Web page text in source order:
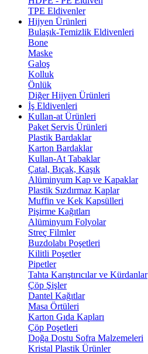
TPE Eldivenler
Hijyen Ürünleri
Bulaşık-Temizlik Eldivenleri
Bone
Maske
Galoş
Kolluk
Önlük
Diğer Hijyen Ürünleri
İş Eldivenleri
Kullan-at Ürünleri
Paket Servis Ürünleri
Plastik Bardaklar
Karton Bardaklar
Kullan-At Tabaklar
Çatal, Bıçak, Kaşık
Alüminyum Kap ve Kapaklar
Plastik Sızdırmaz Kaplar
Muffin ve Kek Kapsülleri
Pişirme Kağıtları
Alüminyum Folyolar
Streç Filmler
Buzdolabı Poşetleri
Kilitli Poşetler
Pipetler
Tahta Karıştırıcılar ve Kürdanlar
Çöp Şişler
Dantel Kağıtlar
Masa Örtüleri
Karton Gıda Kapları
Çöp Poşetleri
Doğa Dostu Sofra Malzemeleri
Kristal Plastik Ürünler